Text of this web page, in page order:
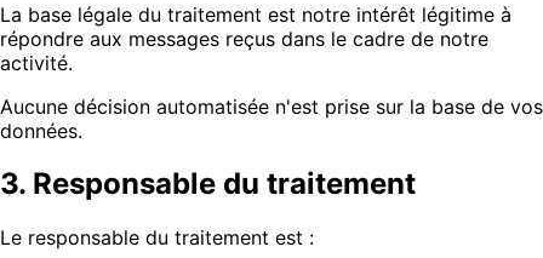
La base légale du traitement est notre intérêt légitime à
répondre aux messages reçus dans le cadre de notre
activité.
Aucune décision automatisée n'est prise sur la base de vos
données.
3. Responsable du traitement
Le responsable du traitement est :